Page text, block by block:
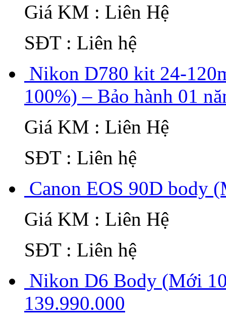
Giá KM : Liên Hệ
SĐT : Liên hệ
Nikon D780 kit 24-
100%) – Bảo hành 01
Giá KM : Liên Hệ
SĐT : Liên hệ
Canon EOS 90D body
Giá KM : Liên Hệ
SĐT : Liên hệ
Nikon D6 Body (Mới
139.990.000